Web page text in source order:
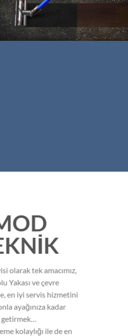
olarak tek amacımız,
Yakası ve çevre
en iyi servis hizmetini
ayağınıza kadar
getirmek…
kolaylığı ile de en